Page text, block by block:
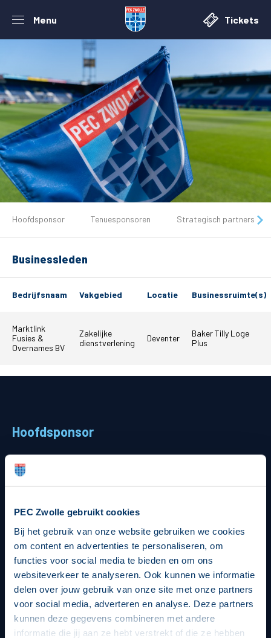
PEC Zwolle gebruikt cookies
Bij het gebruik van onze website gebruiken we cookies
om content en advertenties te personaliseren, om
functies voor social media te bieden en om ons
websiteverkeer te analyseren. Ook kunnen we informatie
delen over jouw gebruik van onze site met onze partners
voor social media, adverteren en analyse. Deze partners
kunnen deze gegevens combineren met andere
informatie die jij aan ze hebt verstrekt of die ze hebben
Menu Tickets
De club
Matchdays
Teams
Business
Hoofdsponsor Tenuesponsoren Strategisch partners
Businessleden
Bedrijfsnaam Vakgebied Locatie Businessruimte(s)
Marktlink
Fusies &
Overnames BV
Zakelijke
dienstverlening
Deventer
Baker Tilly Loge
Plus
Hoofdsponsor
Strategisch partners